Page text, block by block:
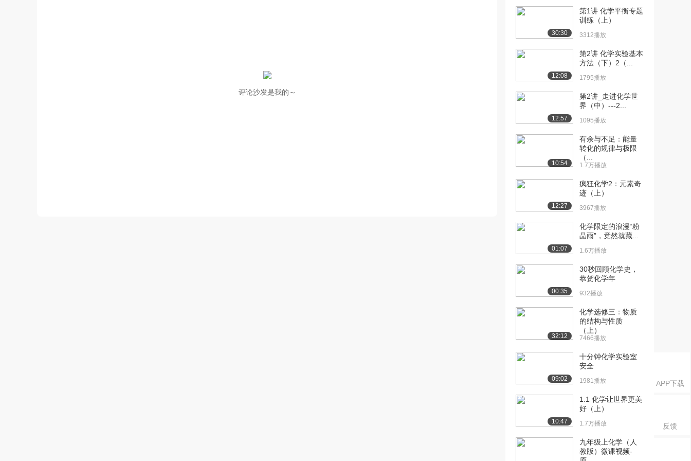
APP下载
反馈
评论沙发是我的～
[10] 4-1-4化学热力学：吉
布斯－赫姆...
1295播放
15:06
[11] 4-1-4化学热力学：吉
15:12
[12] 4-1-4化学热力学：吉
15:02
[13] 5-2-1化学反应速率：
12:38
[14] 5-2-1化学反应速率：
12:44
[15] 5-2-1化学反应速率：
12:31
[16] 7-3-1化学平衡：平衡
常数（上）
16:38
常数（中）
常数（下）
常数与吉布...
[20] 8-3-2化学平衡：平衡
常数与吉布...
30:30
第1讲 化学平衡专题
训练（上）
3312播放
12:08
第2讲 化学实验基本
方法（下）2（...
1795播放
12:57
第2讲_走进化学世
界（中）---2...
1095播放
10:54
有余与不足：能量
转化的规律与极限
（...
1.7万播放
12:27
疯狂化学2：元素奇
迹（上）
3967播放
01:07
化学限定的浪漫“粉
晶雨”，竟然就藏...
1.6万播放
00:35
30秒回顾化学史，
恭贺化学年
932播放
32:12
化学选修三：物质
的结构与性质
（上）
7466播放
09:02
十分钟化学实验室
安全
1981播放
10:47
1.1 化学让世界更美
好（上）
1.7万播放
九年级上化学（人
教版）微课视频-